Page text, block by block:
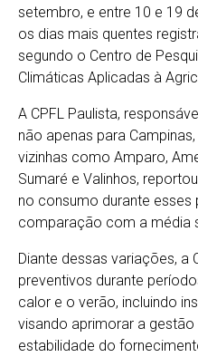
setembro, e entre 10 e 19
os dias mais quentes
segundo o Centro de
Climáticas Aplicadas à
A CPFL Paulista,
não apenas para
vizinhas como Amparo,
Sumaré e Valinhos,
no consumo durante
comparação com a média
Diante dessas variações, a
preventivos durante
calor e o verão, incluindo
visando aprimorar a
estabilidade do